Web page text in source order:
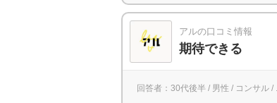
アルの口コミ情報
期待できる
回答者：30代後半 / 男性 / コンサル /